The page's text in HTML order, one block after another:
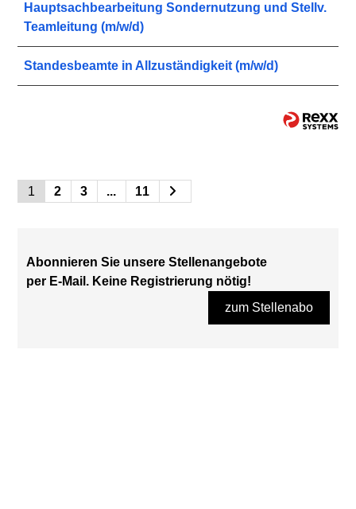
Hauptsachbearbeitung Sondernutzung und Stellv.
Teamleitung (m/w/d)
Standesbeamte in Allzuständigkeit (m/w/d)
1 2 3 ... 11
Abonnieren Sie unsere Stellenangebote
per E-Mail. Keine Registrierung nötig!
zum Stellenabo